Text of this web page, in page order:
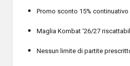
Promo sconto 15% continuativo
Maglia Kombat ‘26/27
Nessun limite di partite